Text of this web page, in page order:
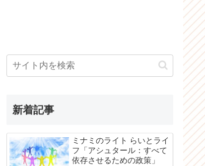
新着記事
ミナミのライト らいとライ
フ「アシュタール：すべて
依存させるための政策」